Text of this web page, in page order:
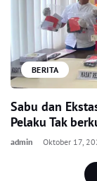
BERITA
Sabu dan
Pelaku Tak
admin Oktober 17,